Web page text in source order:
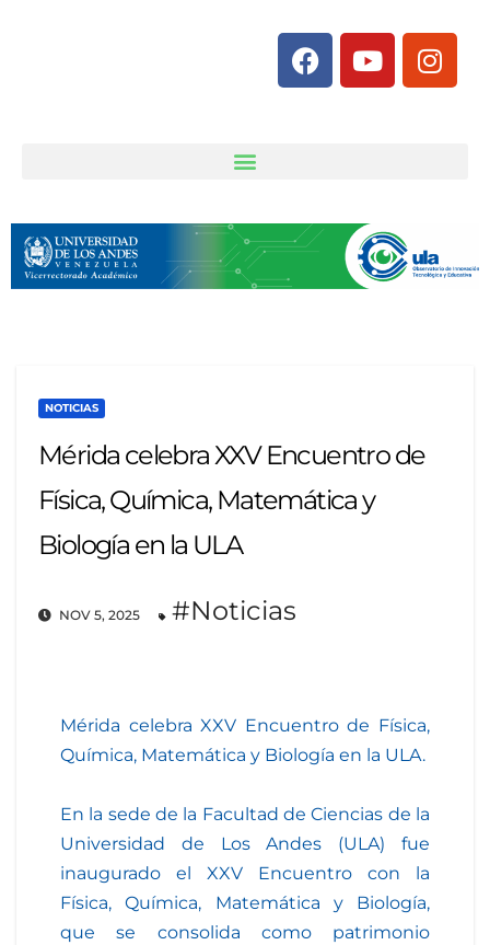
NOTICIAS
Mérida celebra XXV Encuentro de
Física, Química, Matemática y
Biología en la ULA
NOV 5, 2025 #Noticias
Mérida celebra XXV Encuentro de Física,
Química, Matemática y Biología en la ULA.
En la sede de la Facultad de Ciencias de la
Universidad de Los Andes (ULA) fue
inaugurado el XXV Encuentro con la
Física, Química, Matemática y Biología,
que se consolida como patrimonio